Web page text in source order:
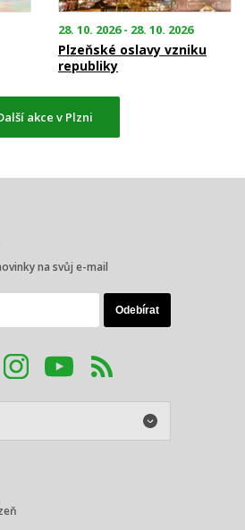
28. 10. 2026 - 28. 10. 2026
Plzeňské oslavy vzniku
republiky
akce v Plzni
na svůj e-mail